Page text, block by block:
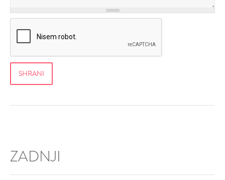
ZADNJI